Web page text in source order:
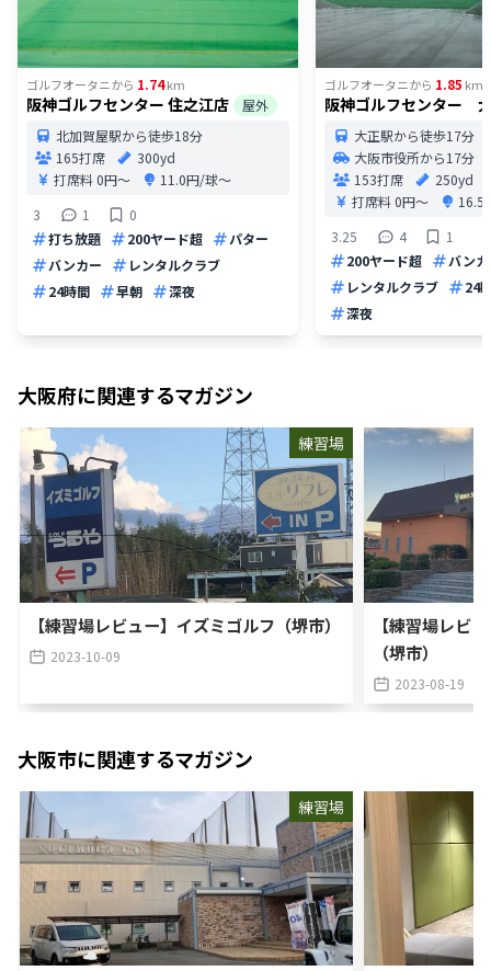
ゴルフオータニから 1.74km
阪神ゴルフセンター 住之江店
屋外
北加賀屋駅から徒歩18分
165打席
300yd
打席料0円〜
11.0円/球〜
3
1
0
打ち放題
200ヤード超
パター
バンカー
レンタルクラブ
24時間
早朝 深夜
ゴルフオータニから 1.85 km
阪神ゴルフセンター
大正駅から徒歩17分
大阪市役所から17分
153打席
250yd
打席料0円〜
16.5
3.25
4
1
200ヤード超
バン
レンタルクラブ
24
深夜
大阪府に関連するマガジン
練習場
【練習場レビュー】イズミゴルフ（堺市）
2023-10-09
【練習場レビ
（堺市）
2023-08-19
大阪市に関連するマガジン
練習場